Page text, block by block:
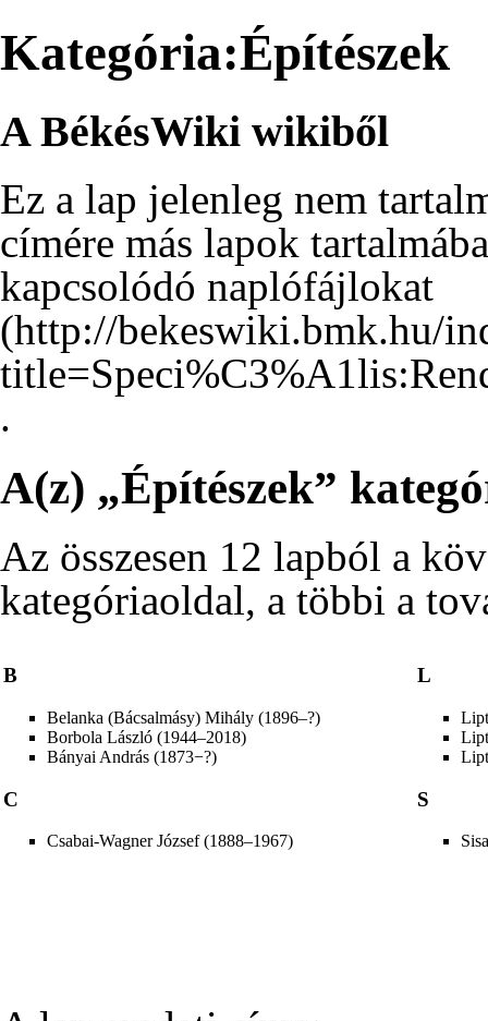
Kategória:Építészek
A BékésWiki wikiből
Ez a lap jelenleg nem
címére más lapok
kapcsolódó naplófájlokat
.
A(z) „Építészek”
Az összesen 12 lapból a
kategóriaoldal, a többi a
B
Belanka (Bácsalmásy) Mihály (1896–?)
Borbola László (1944–2018)
Bányai András (1873−?)
C
Csabai-Wagner József (1888–1967)
L
S